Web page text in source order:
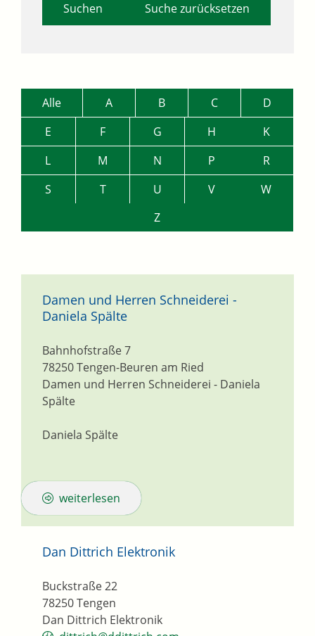
Suche zurücksetzen
Alle A B C
D
E
F G H
K
L
M N P
R
S
T U V
W
Z
Damen und Herren Schneiderei -
Daniela Spälte
Damen und Herren Schneiderei - Daniela
Spälte
Bahnhofstraße 7
78250Tengen-Beuren am Ried
Daniela Spälte
weiterlesen
Dan Dittrich Elektronik
Dan Dittrich Elektronik
Buckstraße 22
78250Tengen